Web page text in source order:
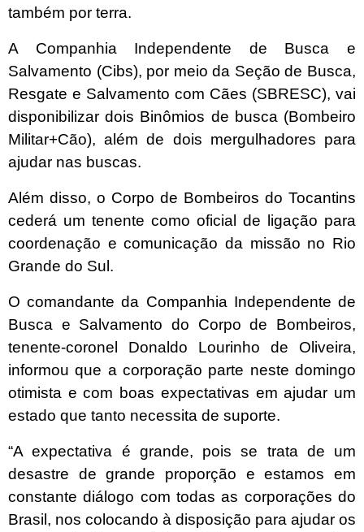
também por terra.
A Companhia Independente de Busca e
Salvamento (Cibs), por meio da Seção de Busca,
Resgate e Salvamento com Cães (SBRESC), vai
disponibilizar dois Binômios de busca (Bombeiro
Militar+Cão), além de dois mergulhadores para
ajudar nas buscas.
Além disso, o Corpo de Bombeiros do Tocantins
cederá um tenente como oficial de ligação para
coordenação e comunicação da missão no Rio
Grande do Sul.
O comandante da Companhia Independente de
Busca e Salvamento do Corpo de Bombeiros,
tenente-coronel Donaldo Lourinho de Oliveira,
informou que a corporação parte neste domingo
otimista e com boas expectativas em ajudar um
estado que tanto necessita de suporte.
“A expectativa é grande, pois se trata de um
desastre de grande proporção e estamos em
constante diálogo com todas as corporações do
Brasil, nos colocando à disposição para ajudar os